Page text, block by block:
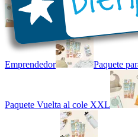
Kit combinado de
Emprendedor Paquete
Paquete Vuelta al cole XXL